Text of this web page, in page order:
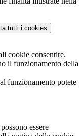
tutti i cookies
cookie consentire.
il funzionamento della
funzionamento potete
essere